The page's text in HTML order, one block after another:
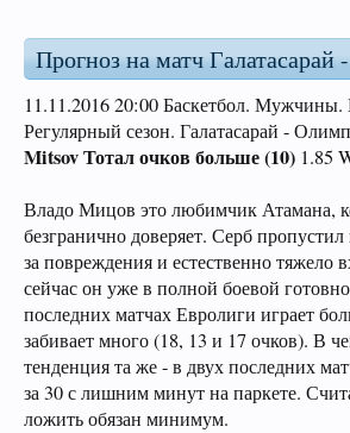
Прогноз на матч
11.11.2016 20:00 Баскетбол. Мужчины.
Регулярный сезон. Галатасарай -
Mitsov Тотал очков больше (10) 1.85
Владо Мицов это любимчик Атамана,
безгранично доверяет. Серб
за повреждения и естественно тяжело
сейчас он уже в полной боевой
последних матчах Евролиги играет
забивает много (18, 13 и 17 очков). В
тенденция та же - в двух последних
за 30 с лишним минут на паркете.
ложить обязан минимум.